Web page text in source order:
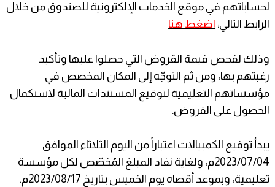
لحساباتهم في موقع الخدمات الإلكترونية للصندوق من خلال
الرابط التالي: اضغط هنا
وذلك لفحص قيمة القروض التي حصلوا عليها وتأكيد
رغبتهم بها، ومن ثم التوجّه إلى المكان المخصص في
مؤسساتهم التعليمية لتوقيع المستندات المالية لاستكمال
الحصول على القروض.
يبدأ توقيع الكمبيالات اعتباراً من اليوم الثلاثاء الموافق
2023/07/04م، ولغاية نفاد المبلغ المُخصّص لكل مؤسسة
تعليمية، وبموعد أقصاه يوم الخميس بتاريخ 2023/08/17م.